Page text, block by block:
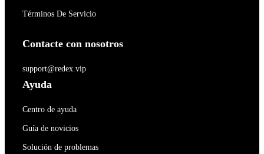
Términos De Servicio
Contacte con nosotros
support@redex.vip
Ayuda
Centro de ayuda
Guía de novicios
Solución de problemas